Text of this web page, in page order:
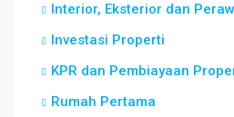
Interior, Eksterior dan
Investasi Properti
KPR dan Pembiayaan
Rumah Pertama